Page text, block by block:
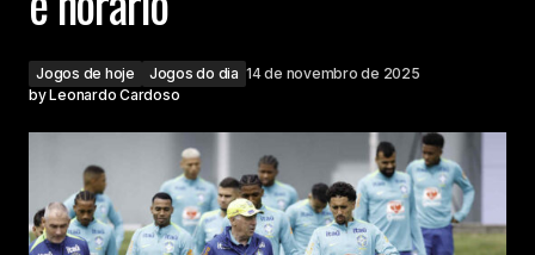
Jogos de hoje Jogos do dia 14 de novembro de 2025
byLeonardo Cardoso